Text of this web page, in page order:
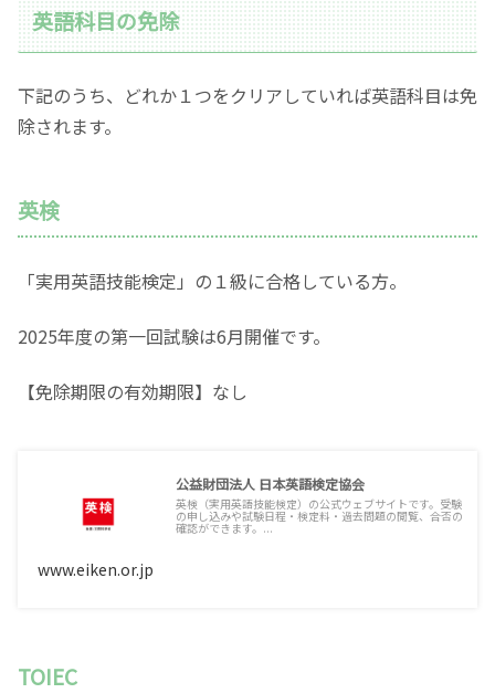
英語科目の免除
下記のうち、どれか１つをクリアしていれば英語科目は免
除されます。
英検
「実用英語技能検定」の１級に合格している方。
2025年度の第一回試験は6月開催です。
【免除期限の有効期限】なし
公益財団法人 日本英語検定協会
英検（実用英語技能検定）の公式ウェブサイトです。受験
の申し込みや試験日程・検定料・過去問題の閲覧、合否の
確認ができます。...
www.eiken.or.jp
TOIEC